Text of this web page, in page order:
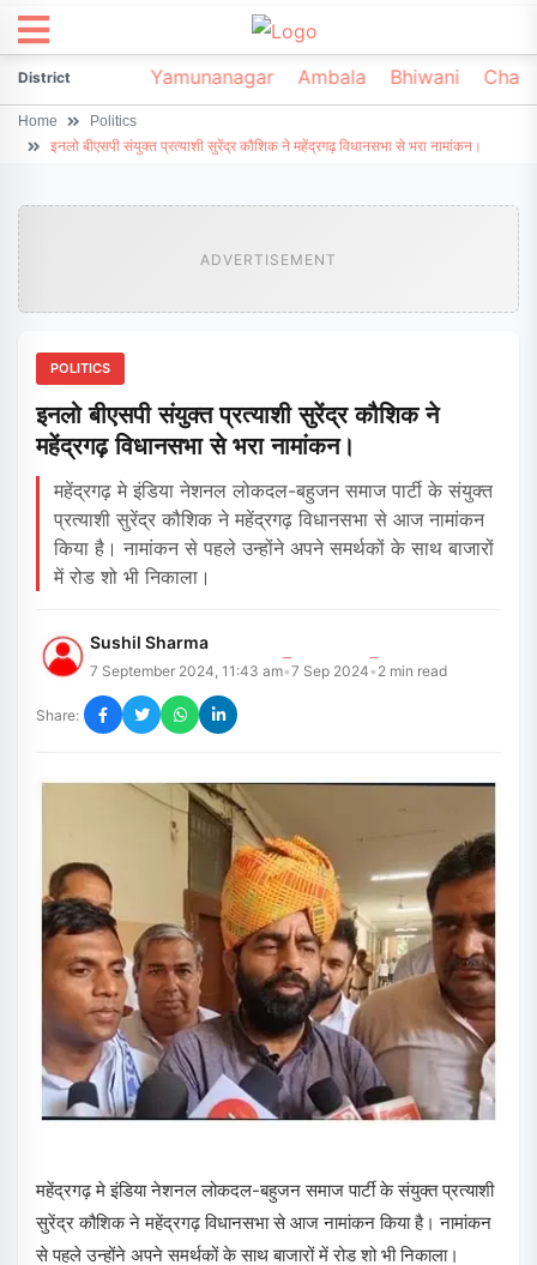
DistrictSonipat Yamunanagar Ambala Bhiwani
Home
Politics
इनलो बीएसपी संयुक्त प्रत्याशी सुरेंद्र कौशिक ने महेंद्रगढ़ विधानसभा से भरा नामांकन।
ADVERTISEMENT
POLITICS
इनलो बीएसपी संयुक्त प्रत्याशी सुरेंद्र कौशिक ने
महेंद्रगढ़ विधानसभा से भरा नामांकन।
महेंद्रगढ़ मे इंडिया नेशनल लोकदल-बहुजन समाज पार्टी के संयुक्त
प्रत्याशी सुरेंद्र कौशिक ने महेंद्रगढ़ विधानसभा से आज नामांकन
किया है। नामांकन से पहले उन्होंने अपने समर्थकों के साथ बाजारों
में रोड शो भी निकाला।
Sushil Sharma
7 September 2024, 11:43 am•7 Sep 2024• 2 min read
Share:
महेंद्रगढ़ मे इंडिया नेशनल लोकदल-बहुजन समाज पार्टी के संयुक्त प्रत्याशी
सुरेंद्र कौशिक ने महेंद्रगढ़ विधानसभा से आज नामांकन किया है। नामांकन
से पहले उन्होंने अपने समर्थकों के साथ बाजारों में रोड शो भी निकाला।